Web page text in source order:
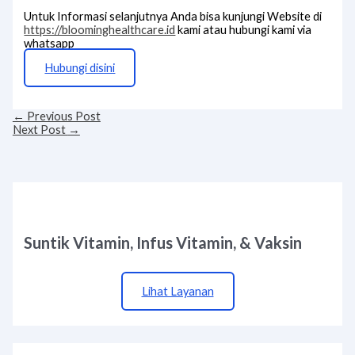
Untuk Informasi selanjutnya Anda bisa kunjungi Website di
https://bloominghealthcare.id kami atau hubungi kami via
whatsapp
Hubungi disini
← Previous Post
Next Post →
Suntik Vitamin, Infus Vitamin, & Vaksin
Lihat Layanan